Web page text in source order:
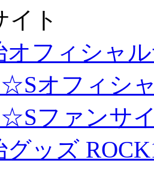
イト
オフィシャ
オフィシ
ファンサイ
グッズ